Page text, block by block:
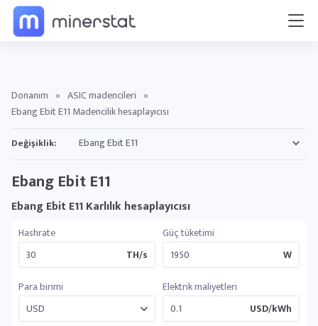
Donanım » ASIC madencileri »
Ebang Ebit E11 Madencilik hesaplayıcısı
Değişiklik:
Ebang Ebit E11
Ebang Ebit E11 Karlılık hesaplayıcısı
Hashrate
TH/s
Güç tüketimi
W
Para birimi
Elektrik maliyetleri
USD/kWh